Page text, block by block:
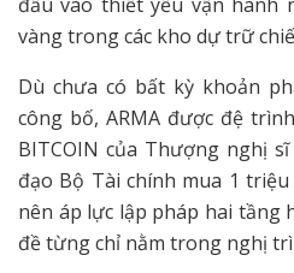
vàng trong các kho dự trữ
Dù chưa có bất kỳ khoản
công bố, ARMA được đệ
BITCOIN của Thượng nghị
đạo Bộ Tài chính mua 1
nên áp lực lập pháp hai tầng
đề từng chỉ nằm trong nghị